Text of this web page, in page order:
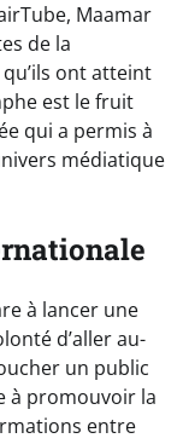
Maamar
de la
ont atteint
est le fruit
qui a permis à
médiatique
à lancer une
d’aller au-
un public
à promouvoir la
entre